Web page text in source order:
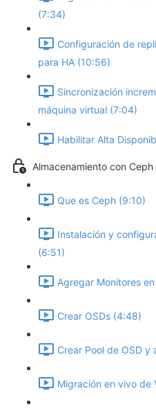
(7:34)
Configuración de
para HA (10:56)
Sincronización
máquina virtual (7:04)
Habilitar Alta
Almacenamiento con Ceph
Que es Ceph (9:10)
Instalación y
(6:51)
Agregar Monitores
Crear OSDs (4:48)
Crear Pool de OSD
Migración en vivo de